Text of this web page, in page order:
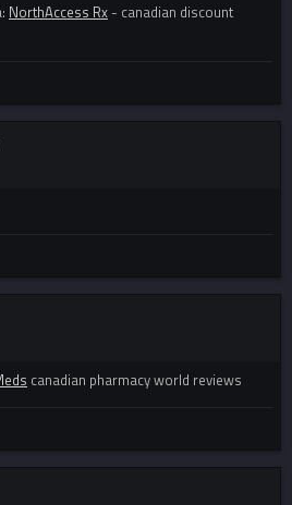
NorthAccess Rx - canadian discount
canadian pharmacy world reviews